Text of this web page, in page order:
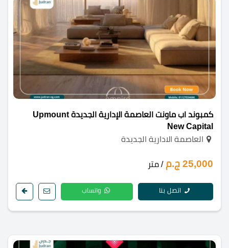
كمبوند اب ماونت العاصمة الإدارية الجديدة Upmount
New Capital
العاصمة الادارية الجديدة
25,000 ج.م / متر
اتصل بنا واتساب